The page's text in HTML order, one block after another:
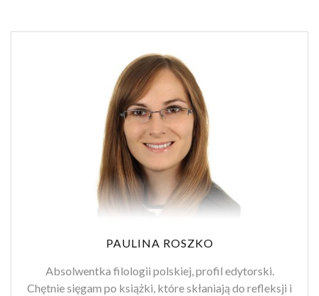
PAULINA ROSZKO
Absolwentka filologii polskiej, profil edytorski.
Chętnie sięgam po książki, które skłaniają do refleksji i